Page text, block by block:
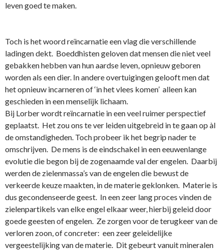
leven goed te maken.
Toch is het woord reïncarnatie een vlag die verschillende
ladingen dekt. Boeddhisten geloven dat mensen die niet veel
gebakken hebben van hun aardse leven, opnieuw geboren
worden als een dier. In andere overtuigingen gelooft men dat
het opnieuw incarneren of ‘in het vlees komen’ alleen kan
geschieden in een menselijk lichaam.
Bij Lorber wordt reïncarnatie in een veel ruimer perspectief
geplaatst. Het zou o­ns te ver leiden uitgebreid in te gaan op àl
de omstandigheden. Toch probeer ik het begrip nader te
omschrijven. De mens is de eindschakel in een eeuwenlange
evolutie die begon bij de zogenaamde val der engelen. Daarbij
werden de zielenmassa’s van de engelen die bewust de
verkeerde keuze maakten, in de materie geklonken. Materie is
dus gecondenseerde geest. In een zeer lang proces vinden de
zielenpartikels van elke engel elkaar weer, hierbij geleid door
goede geesten of engelen. Ze zorgen voor de terugkeer van de
verloren zoon, of concreter: een zeer geleidelijke
vergeestelijking van de materie. Dit gebeurt vanuit mineralen